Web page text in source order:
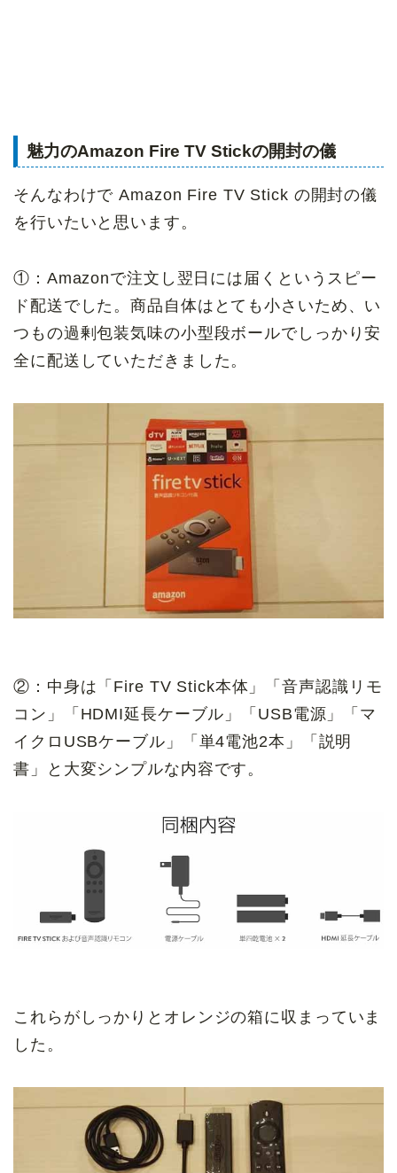
魅力のAmazon Fire TV Stickの開封の儀
そんなわけで Amazon Fire TV Stick の開封の儀
を行いたいと思います。
①：Amazonで注文し翌日には届くというスピー
ド配送でした。商品自体はとても小さいため、い
つもの過剰包装気味の小型段ボールでしっかり安
全に配送していただきました。
②：中身は「Fire TV Stick本体」「音声認識リモ
コン」「HDMI延長ケーブル」「USB電源」「マ
イクロUSBケーブル」「単4電池2本」「説明
書」と大変シンプルな内容です。
これらがしっかりとオレンジの箱に収まっていま
した。